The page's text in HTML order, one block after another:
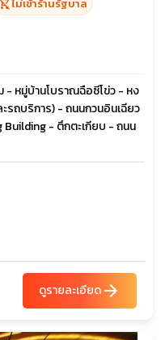
ไม่เข้าร้านรัฐบาล
- หมู่บ้านโบราณฉือซีโข่ว - หง
รถบริการ) - ถนนกวนอินเฉียว
Building - ตึกตะเกียบ - ถนน
ดูรายละเอียดarrow_forward